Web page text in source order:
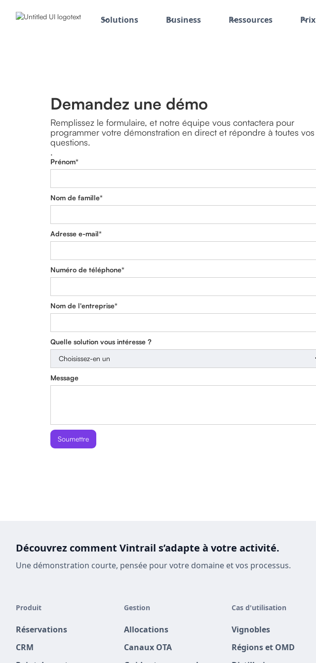
Solutions Business Ressources Prix
Demandez une démo
Remplissez le formulaire, et notre équipe vous contactera pour
programmer votre démonstration en direct et répondre à toutes vos
questions.
.
Prénom*
Nom de famille*
Adresse e-mail*
Numéro de téléphone*
Nom de l'entreprise*
Quelle solution vous intéresse ?
Message
Découvrez comment Vintrail s’adapte à votre activité.
Une démonstration courte, pensée pour votre domaine et vos processus.
Produit
Réservations
CRM
Gestion
Allocations
Canaux OTA
Cas d'utilisation
Vignobles
Régions et OMD